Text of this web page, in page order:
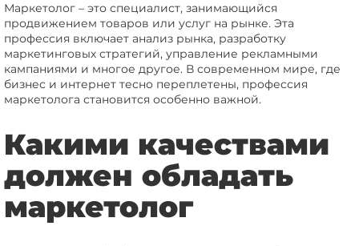
Маркетолог – это специалист, занимающийся
продвижением товаров или услуг на рынке. Эта
профессия включает анализ рынка, разработку
маркетинговых стратегий, управление рекламными
кампаниями и многое другое. В современном мире, где
бизнес и интернет тесно переплетены, профессия
маркетолога становится особенно важной.
Какими качествами
должен обладать
маркетолог